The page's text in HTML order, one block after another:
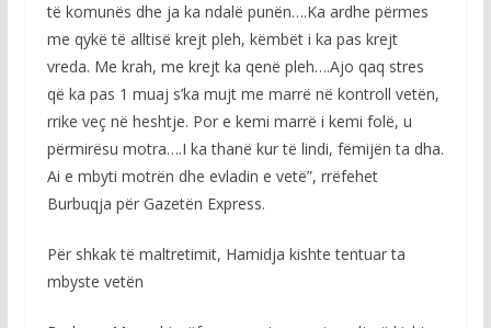
të komunës dhe ja ka ndalë punën….Ka ardhe përmes
me qykë të alltisë krejt pleh, këmbët i ka pas krejt
vreda. Me krah, me krejt ka qenë pleh….Ajo qaq stres
që ka pas 1 muaj s’ka mujt me marrë në kontroll vetën,
rrike veç në heshtje. Por e kemi marrë i kemi folë, u
përmirësu motra….I ka thanë kur të lindi, fëmijën ta dha.
Ai e mbyti motrën dhe evladin e vetë”, rrëfehet
Burbuqja për Gazetën Express.
Për shkak të maltretimit, Hamidja kishte tentuar ta
mbyste vetën